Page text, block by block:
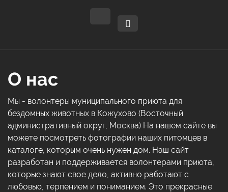
О нас
Мы - волонтеры муниципального приюта для
бездомных животных в Кожухово (Восточный
административный округ, Москва) На нашем сайте вы
можете посмотреть фотографии наших питомцев в
каталоге, которым очень нужен дом. Наш сайт
разработан и поддерживается волонтерами приюта,
которые знают свое дело, активно работают с
любовью, терпением и пониманием. Это прекрасные